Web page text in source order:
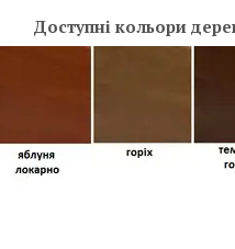
Доступні кольори